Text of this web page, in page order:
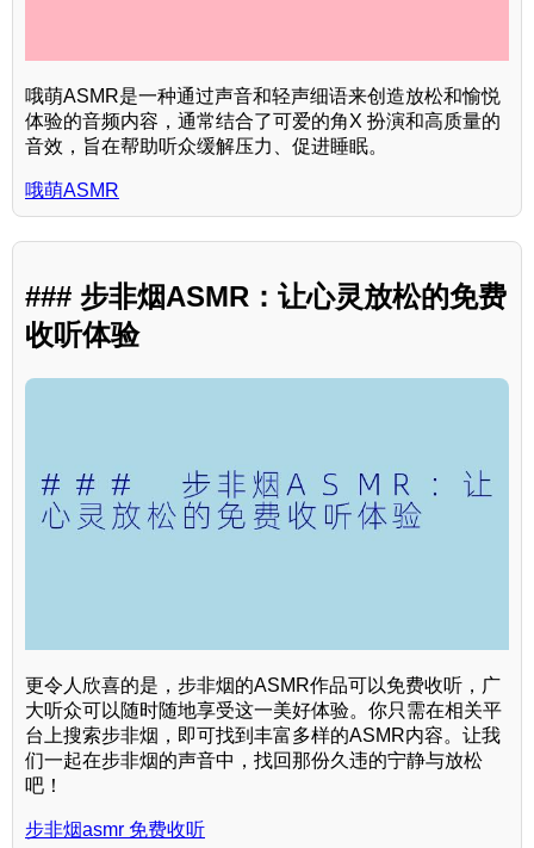
哦萌ASMR是一种通过声音和轻声细语来创造放松和愉悦
体验的音频内容，通常结合了可爱的角X 扮演和高质量的
音效，旨在帮助听众缓解压力、促进睡眠。
哦萌ASMR
### 步非烟ASMR：让心灵放松的免费
收听体验
更令人欣喜的是，步非烟的ASMR作品可以免费收听，广
大听众可以随时随地享受这一美好体验。你只需在相关平
台上搜索步非烟，即可找到丰富多样的ASMR内容。让我
们一起在步非烟的声音中，找回那份久违的宁静与放松
吧！
步非烟asmr 免费收听